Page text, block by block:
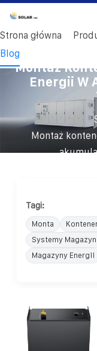
Strona główna
Blog
Montaż
Energii W
Montaż
Tagi:
Monta
Systemy
Magazyny Energii